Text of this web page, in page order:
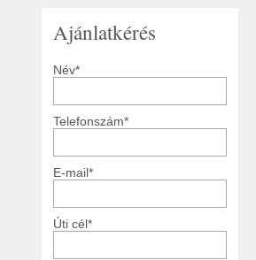
Ajánlatkérés
Név*
Telefonszám*
E-mail*
Úti cél*